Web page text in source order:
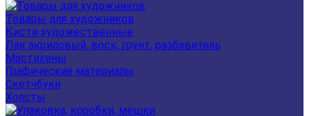
Товары для художников
Кисти художественные
Лак акриловый, воск, грунт, разбавитель
Мастихины
Графические материалы
Скетчбуки
Холсты